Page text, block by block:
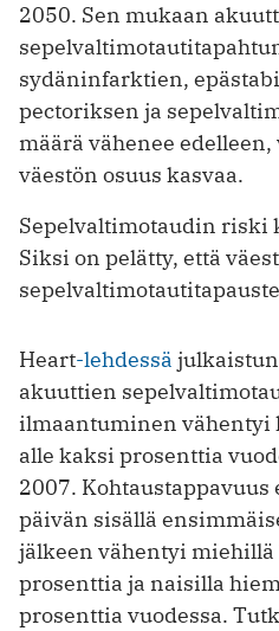
2050. Sen mukaan
sydäninfarktien,
pectoriksen ja
määrä vähenee
väestön osuus kasvaa.
Sepelvaltimotaudin riski
Siksi on pelätty, että
Heart-lehdessä
akuuttien
ilmaantuminen
alle kaksi prosenttia
2007.
päivän sisällä
jälkeen vähentyi
prosenttia ja naisilla
prosenttia vuodessa.